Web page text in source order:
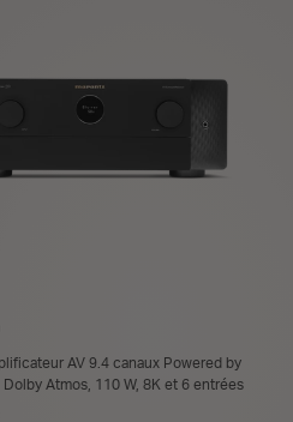
AV 9.4 canaux Powered by
Dolby Atmos, 110 W, 8K et 6 entrées